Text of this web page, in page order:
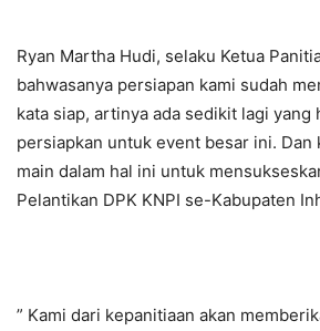
Ryan Martha Hudi, selaku Ketua
bahwasanya persiapan kami sudah
kata siap, artinya ada sedikit lagi yang
persiapkan untuk event besar ini. Dan
main dalam hal ini untuk
Pelantikan DPK KNPI se-Kabupaten
” Kami dari kepanitiaan akan